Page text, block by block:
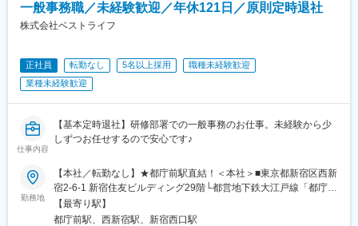
一般事務職／未経験歓迎／年休121日／原則定時退社
株式会社ベストライフ
正社員 転勤なし 5名以上採用
職種未経験歓迎
業種未経験歓迎
仕事内容
【基本定時退社】研修部署での一般事務のお仕事。未経験から少
しずつお任せするので安心です♪
勤務地
【本社／転勤なし】★都庁前駅直結！＜本社＞■東京都新宿区西新
宿2-6-1 新宿住友ビルディング29階└都営地下鉄大江戸線「都庁前
駅」より徒歩3分（駅直結）└JR・各線「新宿駅」西口より徒歩8
分＼オフィスはアクセス＆環境◎／都庁前駅から地下通路で直結
【最寄り駅】
都庁前駅、西新宿駅、新宿西口駅